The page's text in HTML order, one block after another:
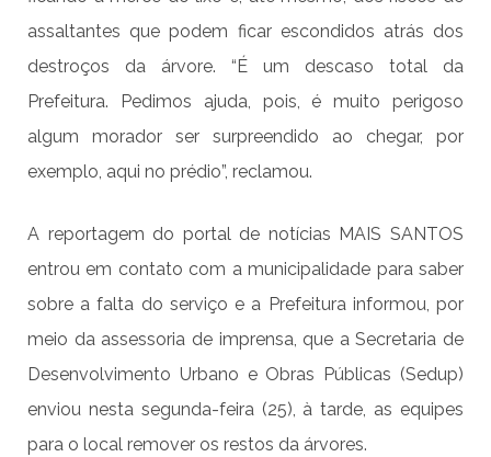
assaltantes que podem ficar escondidos atrás dos
destroços da árvore. “É um descaso total da
Prefeitura. Pedimos ajuda, pois, é muito perigoso
algum morador ser surpreendido ao chegar, por
exemplo, aqui no prédio”, reclamou.
A reportagem do portal de notícias MAIS SANTOS
entrou em contato com a municipalidade para saber
sobre a falta do serviço e a Prefeitura informou, por
meio da assessoria de imprensa, que a Secretaria de
Desenvolvimento Urbano e Obras Públicas (Sedup)
enviou nesta segunda-feira (25), à tarde, as equipes
para o local remover os restos da árvores.